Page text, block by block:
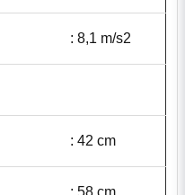
: 8,1 m/s2
: 42 cm
: 58 cm